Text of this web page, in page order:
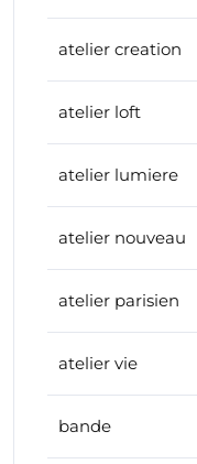
atelier creation
atelier loft
atelier lumiere
atelier nouveau
atelier parisien
atelier vie
bande